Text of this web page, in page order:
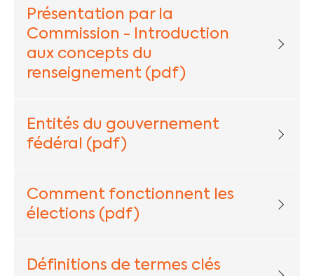
Présentation par la
Commission - Introduction
aux concepts du
renseignement (pdf)
Entités du gouvernement
fédéral (pdf)
Comment fonctionnent les
élections (pdf)
Définitions de termes clés